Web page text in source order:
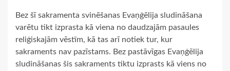
Bez šī sakramenta svinēšanas Evaņģēlija sludināšana
varētu tikt izprasta kā viena no daudzajām pasaules
reliģiskajām vēstīm, kā tas arī notiek tur, kur
sakraments nav pazīstams. Bez pastāvīgas Evaņģēlija
sludināšanas šis sakraments tiktu izprasts kā viens no